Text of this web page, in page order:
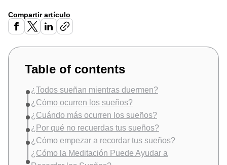
Compartir artículo
Table of contents
¿Todos sueñan mientras duermen?
¿Cómo ocurren los sueños?
¿Cuándo más ocurren los sueños?
¿Por qué no recuerdas tus sueños?
¿Cómo empezar a recordar tus sueños?
¿Cómo la Meditación Puede Ayudar a